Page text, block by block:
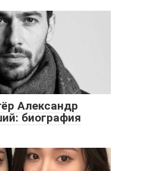
Александр
биография